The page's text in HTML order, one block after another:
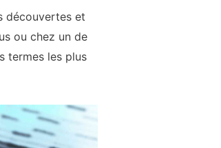
découvertes et
ou chez un de
termes les plus